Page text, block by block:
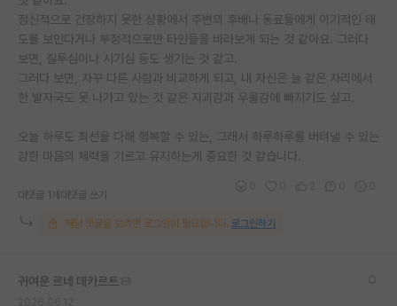
정신적으로 건장하지 못한 상황에서 주변의 후배나 동료들에게 이기적인 태
도를 보인다거나 부정적으로만 타인들을 바라보게 되는 것 같아요. 그러다
보면, 질투심이나 시기심 등도 생기는 것 같고.
그러다 보면, 자꾸 다른 사람과 비교하게 되고, 내 자신은 늘 같은 자리에서
한 발자국도 못 나가고 있는 것 같은 자괴감과 우울감에 빠지기도 싶고.
오늘 하루도 최선을 다해 행복할 수 있는, 그래서 하루하루를 버텨낼 수 있는
강한 마음의 체력을 기르고 유지하는게 중요한 것 같습니다.
대댓글 1개 대댓글 쓰기
해당 댓글을 보려면 로그인이 필요합니다. 로그인하기
귀여운 르네 데카르트